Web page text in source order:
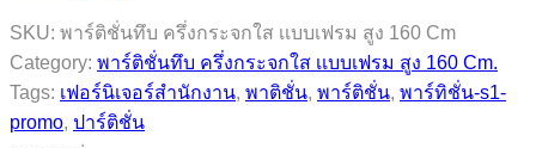
ครึ่ง
กระจก
ใส
SKU: พาร์ติชั่นทึบ ครึ่งกระจกใส เเบบเฟรม สูง 160 Cm
Category: พาร์ติชั่นทึบ ครึ่งกระจกใส เเบบเฟรม สูง 160 Cm.
Tags: เฟอร์นิเจอร์สำนักงาน, พาติชั่น, พาร์ติชั่น, พาร์ทิชั่น-s1-
promo, ปาร์ติชั่น